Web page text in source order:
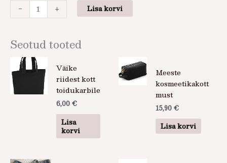
- + Lisa korvi
Seotud tooted
Väike
riidest kott
toidukarbile
6,00 €
Lisa
korvi
Meeste
kosmeetikakott
must
15,90 €
Lisa korvi